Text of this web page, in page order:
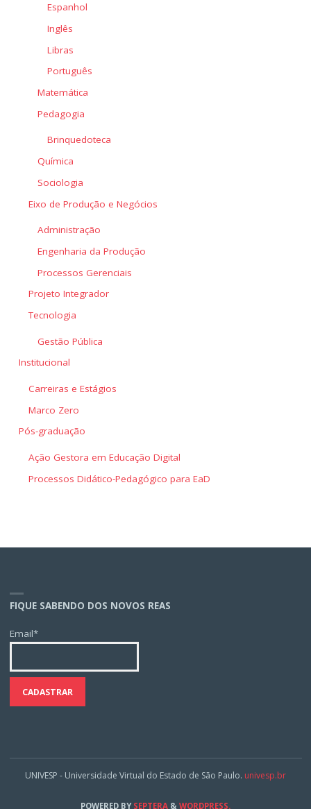
Espanhol
Inglês
Libras
Português
Matemática
Pedagogia
Brinquedoteca
Química
Sociologia
Eixo de Produção e Negócios
Administração
Engenharia da Produção
Processos Gerenciais
Projeto Integrador
Tecnologia
Gestão Pública
Institucional
Carreiras e Estágios
Marco Zero
Pós-graduação
Ação Gestora em Educação Digital
Processos Didático-Pedagógico para EaD
FIQUE SABENDO DOS NOVOS REAS
Email*
UNIVESP - Universidade Virtual do Estado de São Paulo. univesp.br
POWERED BYSEPTERA & WORDPRESS.